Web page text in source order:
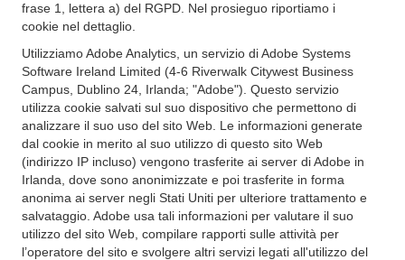
frase 1, lettera a) del RGPD. Nel prosieguo riportiamo i
cookie nel dettaglio.
Utilizziamo Adobe Analytics, un servizio di Adobe Systems
Software Ireland Limited (4-6 Riverwalk Citywest Business
Campus, Dublino 24, Irlanda; "Adobe"). Questo servizio
utilizza cookie salvati sul suo dispositivo che permettono di
analizzare il suo uso del sito Web. Le informazioni generate
dal cookie in merito al suo utilizzo di questo sito Web
(indirizzo IP incluso) vengono trasferite ai server di Adobe in
Irlanda, dove sono anonimizzate e poi trasferite in forma
anonima ai server negli Stati Uniti per ulteriore trattamento e
salvataggio. Adobe usa tali informazioni per valutare il suo
utilizzo del sito Web, compilare rapporti sulle attività per
l’operatore del sito e svolgere altri servizi legati all'utilizzo del